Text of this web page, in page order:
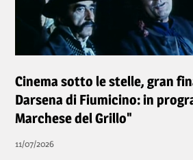
Cinema sotto le stelle, gran
Darsena di Fiumicino: in
Marchese del Grillo"
11/07/2026